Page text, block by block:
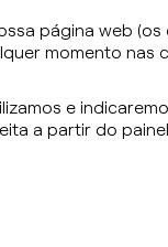
página web (os
momento nas
e
a partir do